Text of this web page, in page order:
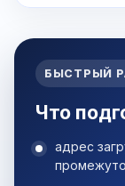
БЫСТРЫЙ
Что
адрес